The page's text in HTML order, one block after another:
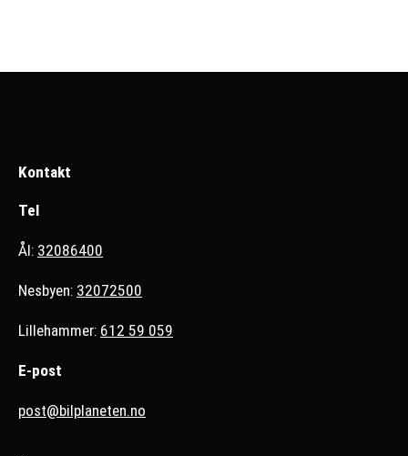
Kontakt
Tel
Ål: 32086400
Nesbyen: 32072500
Lillehammer: 612 59 059
E-post
post@bilplaneten.no